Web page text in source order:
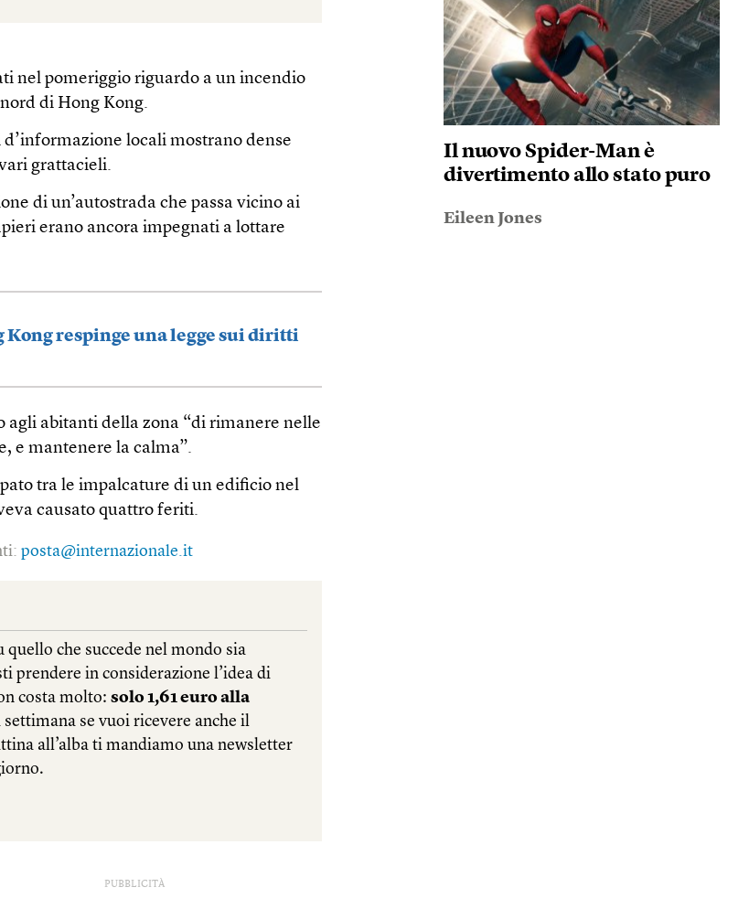
nel pomeriggio riguardo a un incendio
di Hong Kong.
locali mostrano dense
grattacieli.
di un’autostrada che passa vicino ai
erano ancora impegnati a lottare
respinge una legge sui diritti
abitanti della zona “di rimanere nelle
e mantenere la calma”.
tra le impalcature di un edificio nel
causato quattro feriti.
posta@internazionale.it
Il nuovo Spider-Man è
divertimento allo stato puro
Eileen Jones
PUBBLICITÀ